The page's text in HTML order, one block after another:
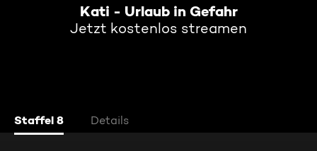
Kati - Urlaub in Gefahr
Jetzt kostenlos streamen
Staffel 8 Details